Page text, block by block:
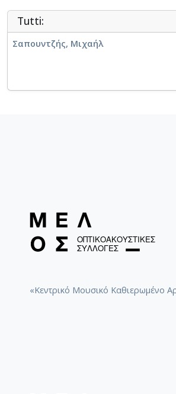
Tutti:
Σαπουντζής, Μιχαήλ
«Κεντρικό Μουσικό Καθιερωμένο